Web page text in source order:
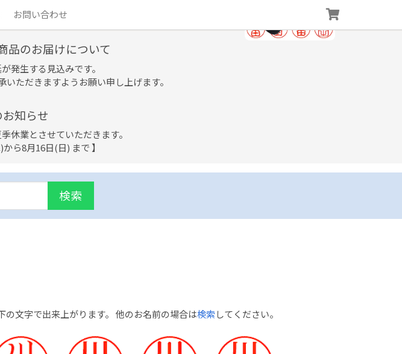
お問い合わせ
品のお届けについて
発生する見込みです。
ただきますようお願い申し上げます。
知らせ
休業とさせていただきます。
ら8月16日(日) まで 】
検索
の文字で出来上がります。 他のお名前の場合は検索してください。